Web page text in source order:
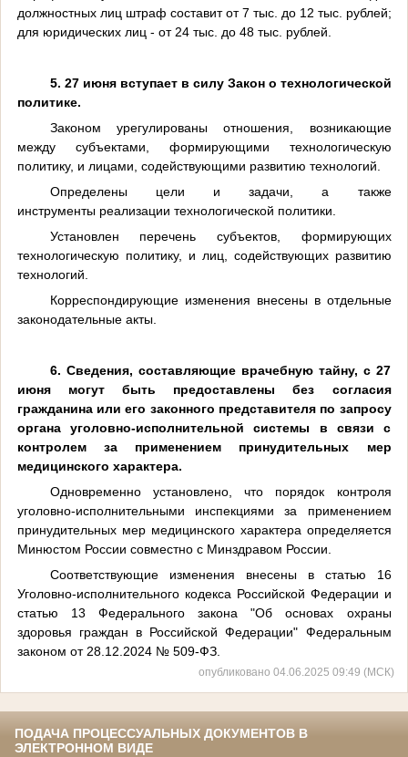
должностных лиц штраф составит от 7 тыс. до 12 тыс. рублей;
для юридических лиц - от 24 тыс. до 48 тыс. рублей.
5. 27 июня вступает в силу Законо технологической
политике.
Законом урегулированы отношения, возникающие
между субъектами, формирующими технологическую
политику, и лицами, содействующими развитию технологий.
Определены цели и задачи, а также
инструменты реализации технологической политики.
Установлен перечень субъектов, формирующих
технологическую политику, и лиц, содействующих развитию
технологий.
Корреспондирующие изменения внесены в отдельные
законодательные акты.
6. Сведения, составляющие врачебную тайну, с 27
июня могут быть предоставлены без согласия
гражданина или его законного представителя по запросу
органа уголовно-исполнительной системы в связи с
контролем за применением принудительных мер
медицинского характера.
Одновременно установлено, что порядок контроля
уголовно-исполнительными инспекциями за применением
принудительных мер медицинского характера определяется
Минюстом России совместно с Минздравом России.
Соответствующие изменения внесены в статью 16
Уголовно-исполнительного кодекса Российской Федерации и
статью 13 Федерального закона "Об основах охраны
здоровья граждан в Российской Федерации" Федеральным
законом от 28.12.2024 № 509-ФЗ.
опубликовано 04.06.2025 09:49 (МСК)
ПОДАЧА ПРОЦЕССУАЛЬНЫХ ДОКУМЕНТОВ В
ЭЛЕКТРОННОМ ВИДЕ